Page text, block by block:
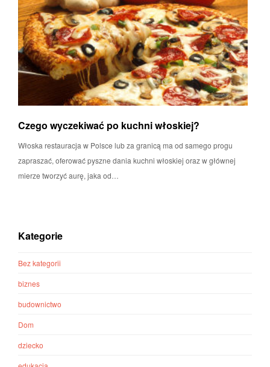
Czego wyczekiwać po kuchni włoskiej?
Włoska restauracja w Polsce lub za granicą ma od samego progu
zapraszać, oferować pyszne dania kuchni włoskiej oraz w głównej
mierze tworzyć aurę, jaka od…
Kategorie
Bez kategorii
biznes
budownictwo
Dom
dziecko